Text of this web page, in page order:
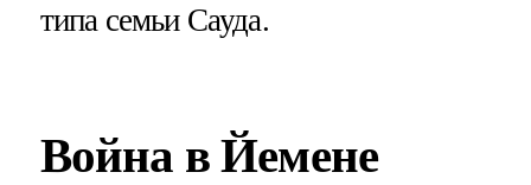
типа семьи Сауда.
Война в Йемене